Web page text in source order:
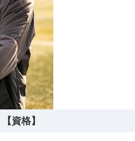
【資格】